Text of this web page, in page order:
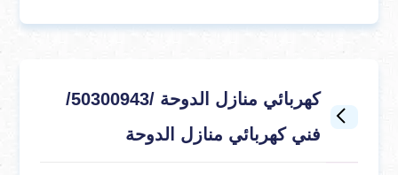
كهربائي منازل الدوحة /50300943/
فني كهربائي منازل الدوحة